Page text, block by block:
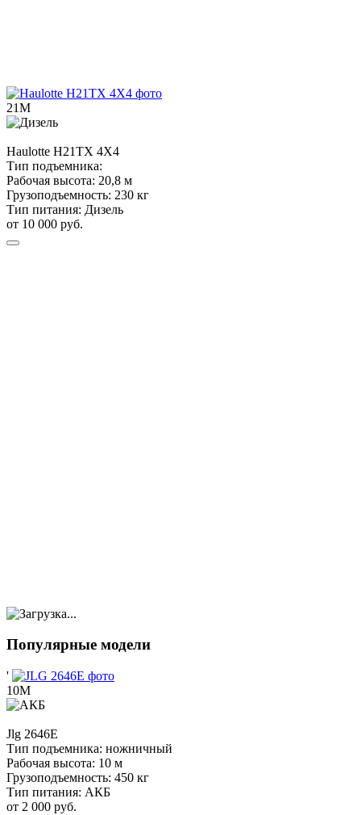
21М
Haulotte H21TX 4X4
Тип подъемника:
Рабочая высота: 20,8 м
Грузоподъемность: 230 кг
Тип питания: Дизель
от 10 000 руб.
Популярные модели
'
10М
Jlg 2646E
Тип подъемника: ножничный
Рабочая высота: 10 м
Грузоподъемность: 450 кг
Тип питания: АКБ
от 2 000 руб.